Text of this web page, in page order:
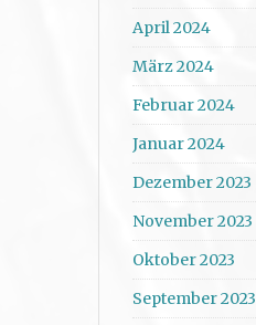
April 2024
März 2024
Februar 2024
Januar 2024
Dezember 2023
November 2023
Oktober 2023
September 2023